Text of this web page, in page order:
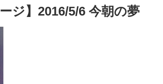
ジ】2016/5/6 今朝の夢